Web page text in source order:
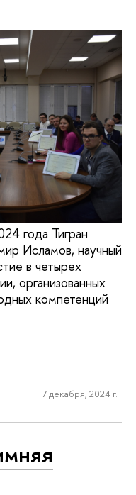
года Тигран
Исламов, научный
в четырех
организованных
компетенций
7 декабря, 2024 г.